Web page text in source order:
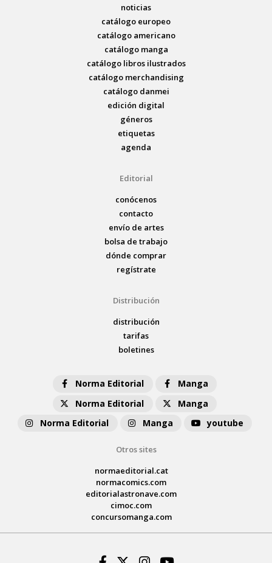
noticias
catálogo europeo
catálogo americano
catálogo manga
catálogo libros ilustrados
catálogo merchandising
catálogo danmei
edición digital
géneros
etiquetas
agenda
Editorial
conócenos
contacto
envío de artes
bolsa de trabajo
dónde comprar
regístrate
Distribución
distribución
tarifas
boletines
Norma Editorial
Manga
Norma Editorial
Manga
Norma Editorial
Manga youtube
Otros sites
normaeditorial.cat
normacomics.com
editorialastronave.com
cimoc.com
concursomanga.com